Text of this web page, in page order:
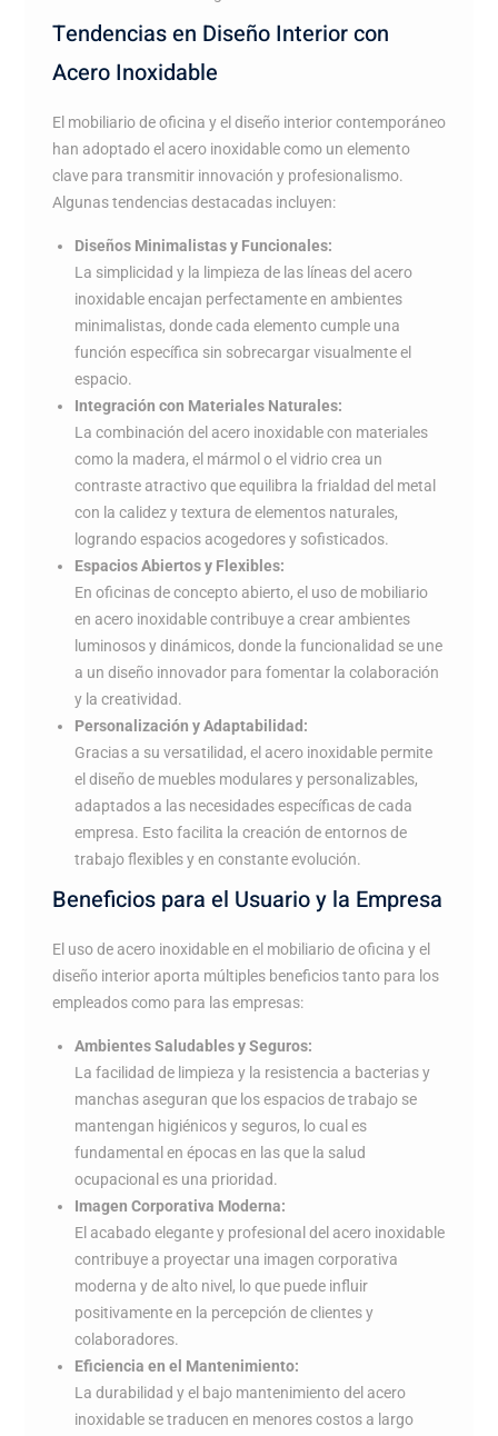
Tendencias en Diseño Interior con
Acero Inoxidable
El mobiliario de oficina y el diseño interior contemporáneo
han adoptado el acero inoxidable como un elemento
clave para transmitir innovación y profesionalismo.
Algunas tendencias destacadas incluyen:
Diseños Minimalistas y Funcionales:
La simplicidad y la limpieza de las líneas del acero
inoxidable encajan perfectamente en ambientes
minimalistas, donde cada elemento cumple una
función específica sin sobrecargar visualmente el
espacio.
Integración con Materiales Naturales:
La combinación del acero inoxidable con materiales
como la madera, el mármol o el vidrio crea un
contraste atractivo que equilibra la frialdad del metal
con la calidez y textura de elementos naturales,
logrando espacios acogedores y sofisticados.
Espacios Abiertos y Flexibles:
En oficinas de concepto abierto, el uso de mobiliario
en acero inoxidable contribuye a crear ambientes
luminosos y dinámicos, donde la funcionalidad se une
a un diseño innovador para fomentar la colaboración
y la creatividad.
Personalización y Adaptabilidad:
Gracias a su versatilidad, el acero inoxidable permite
el diseño de muebles modulares y personalizables,
adaptados a las necesidades específicas de cada
empresa. Esto facilita la creación de entornos de
trabajo flexibles y en constante evolución.
Beneficios para el Usuario y la Empresa
El uso de acero inoxidable en el mobiliario de oficina y el
diseño interior aporta múltiples beneficios tanto para los
empleados como para las empresas:
Ambientes Saludables y Seguros:
La facilidad de limpieza y la resistencia a bacterias y
manchas aseguran que los espacios de trabajo se
mantengan higiénicos y seguros, lo cual es
fundamental en épocas en las que la salud
ocupacional es una prioridad.
Imagen Corporativa Moderna:
El acabado elegante y profesional del acero inoxidable
contribuye a proyectar una imagen corporativa
moderna y de alto nivel, lo que puede influir
positivamente en la percepción de clientes y
colaboradores.
Eficiencia en el Mantenimiento:
La durabilidad y el bajo mantenimiento del acero
inoxidable se traducen en menores costos a largo